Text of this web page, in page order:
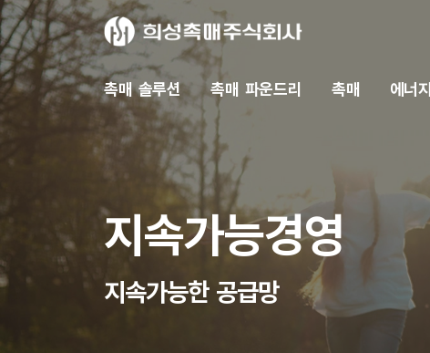
촉매 솔루션 촉매 파운드리 촉매 에너
지속가능경영
지속가능한 공급망